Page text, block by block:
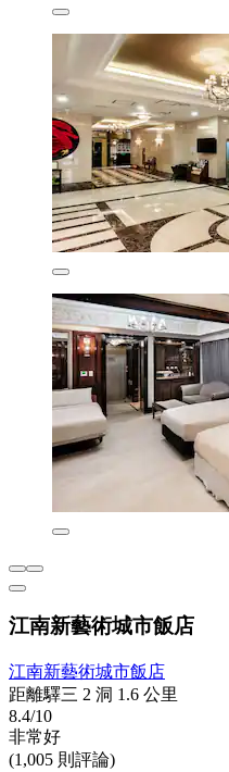
江南新藝術城市飯店
江南新藝術城市飯店
距離驛三 2 洞 1.6 公里
8.4/10
非常好
(1,005 則評論)